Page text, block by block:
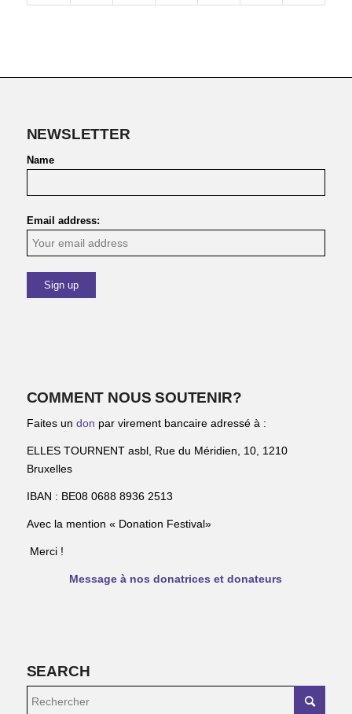
NEWSLETTER
Name
Email address:
COMMENT NOUS SOUTENIR?
Faites un don par virement bancaire adressé à :
ELLES TOURNENT asbl, Rue du Méridien, 10, 1210
Bruxelles
IBAN : BE08 0688 8936 2513
Avec la mention « Donation Festival»
Merci !
Message à nos donatrices et donateurs
SEARCH